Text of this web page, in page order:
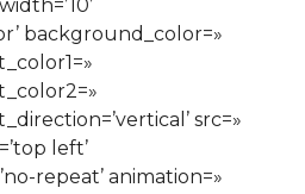
background_color=»
src=»
left’
repeat’ animation=»